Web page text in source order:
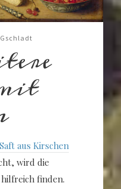
aus Kirschen
wird die
finden.